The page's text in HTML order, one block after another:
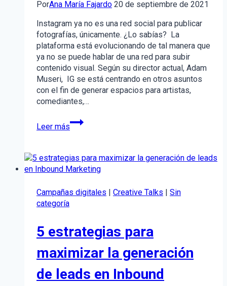
PorAna María Fajardo 20 de septiembre de 2021
Instagram ya no es una red social para publicar
fotografías, únicamente. ¿Lo sabías? La
plataforma está evolucionando de tal manera que
ya no se puede hablar de una red para subir
contenido visual. Según su director actual, Adam
Museri, IG se está centrando en otros asuntos
con el fin de generar espacios para artistas,
comediantes,…
Leer más
Funciones
de
que
debes
incluir
tu
Campañas digitales Creative Talks
Sin
categoría
5 estrategias para
maximizar la generación
de leads en Inbound